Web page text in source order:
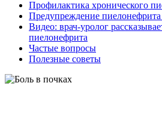
Профилактика хронического
Предупреждение
Видео: врач-уролог
пиелонефрита
Частые вопросы
Полезные советы